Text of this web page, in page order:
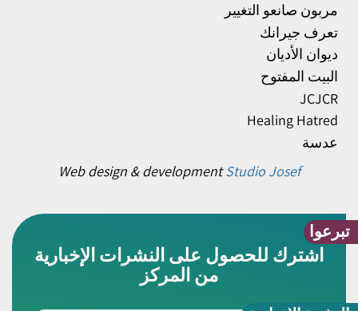
تبرعوا
مربون صانعو التغيير
تعرف جيرانك
ديوان الأديان
البيت المفتوح
JCJCR
Healing Hatred
عدسة
Web design & developmentStudio Josef
اشترك للحصول على النشرات الإخبارية
من المركز